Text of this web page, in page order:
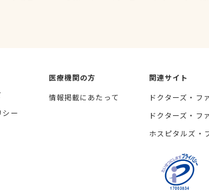
シー
医療機関の方
情報掲載にあたって
関連サイト
ドクターズ・フ
ドクターズ・フ
ホスピタルズ・